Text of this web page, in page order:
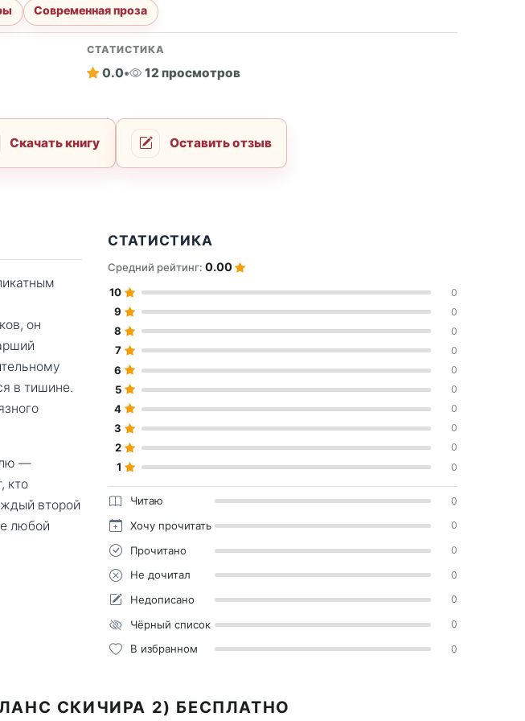
Современная проза
СТАТИСТИКА
0.0• 12 просмотров
Скачать книгу Оставить отзыв
он
в тишине.
—
кто
второй
любой
СТАТИСТИКА
Средний рейтинг:0.00
10 0
9 0
8 0
7 0
6 0
5 0
4 0
3 0
2 0
1 0
Читаю 0
Хочу прочитать 0
Прочитано 0
Не дочитал 0
Недописано 0
Чёрный список 0
В избранном 0
СКИЧИРА 2) БЕСПЛАТНО